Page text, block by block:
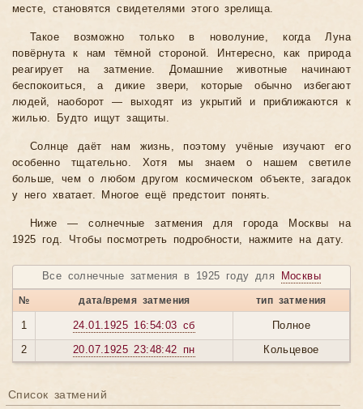
месте, становятся свидетелями этого зрелища.
Такое возможно только в новолуние, когда Луна
повёрнута к нам тёмной стороной. Интересно, как природа
реагирует на затмение. Домашние животные начинают
беспокоиться, а дикие звери, которые обычно избегают
людей, наоборот — выходят из укрытий и приближаются к
жилью. Будто ищут защиты.
Солнце даёт нам жизнь, поэтому учёные изучают его
особенно тщательно. Хотя мы знаем о нашем светиле
больше, чем о любом другом космическом объекте, загадок
у него хватает. Многое ещё предстоит понять.
Ниже — солнечные затмения для города Москвы на
1925 год. Чтобы посмотреть подробности, нажмите на дату.
Все солнечные затмения в 1925 году для Москвы
№ дата/время затмения тип затмения
1 24.01.1925 16:54:03 сб
Полное
2
20.07.1925 23:48:42 пн Кольцевое
Список затмений